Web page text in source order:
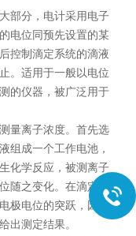
部分，电计采用电子
电位同预先设置的某
控制滴定系统的滴液
。适用于一般以电位
的仪器，被广泛用于
量离子浓度。首先选
组成一个工作电池，
化学反应，被测离子
随之变化。在滴定终
极电位的突跃，因此
出测定结果。